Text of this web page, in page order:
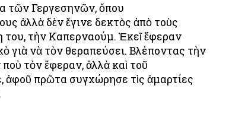
τῶν Γεργεσηνῶν, ὅπου
ἀλλὰ δὲν ἔγινε δεκτὸς ἀπὸ τοὺς
του, τὴν Καπερναούμ. Ἐκεῖ ἔφεραν
γιὰ νὰ τὸν θεραπεύσει. Βλέποντας τὴν
τὸν ἔφεραν, ἀλλὰ καὶ τοῦ
ἀφοῦ πρῶτα συγχώρησε τὶς ἁμαρτίες